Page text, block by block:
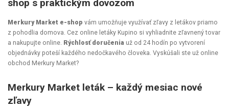
shop s praktickým dovozom
Merkury Market e-shop vám umožňuje využívať zľavy z letákov priamo
z pohodlia domova. Cez online letáky Kupino si vyhliadnite zľavnený tovar
a nakupujte online. Rýchlosť doručenia už od 24 hodín po vytvorení
objednávky poteší každého nedočkavého človeka. Vyskúšali ste už online
obchod Merkury Market?
Merkury Market leták – každý mesiac nové
zľavy